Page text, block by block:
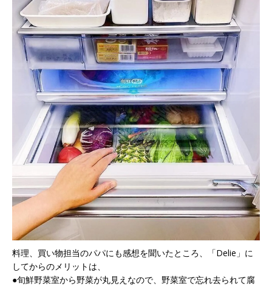
料理、買い物担当のパパにも感想を聞いたところ、「Delie」に
してからのメリットは、
●旬鮮野菜室から野菜が丸見えなので、野菜室で忘れ去られて腐